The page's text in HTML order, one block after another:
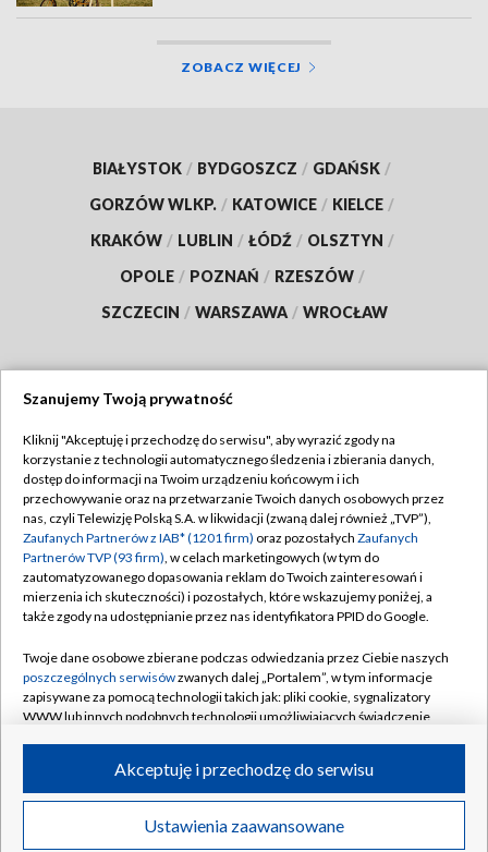
ZOBACZ WIĘCEJ
BIAŁYSTOK / BYDGOSZCZ / GDAŃSK /
GORZÓW WLKP. / KATOWICE / KIELCE /
KRAKÓW / LUBLIN / ŁÓDŹ / OLSZTYN /
OPOLE / POZNAŃ / RZESZÓW /
SZCZECIN / WARSZAWA / WROCŁAW
TVP
Abonament TVP
Emisja w TVP
Centrum informacji TVP
Naziemna Telewizja Cyfrowa
Rada Programowa
System NOS
Informacje o nadawcy
Program dla prasy
Regulamin TVP
Polityka prywatności
Moje zgody
Pomoc
Kontakt
Kanały
©2026 Telewizja Polska S.A. w likwidacji
Szanujemy Twoją prywatność
Kliknij "Akceptuję i przechodzę do serwisu", aby wyrazić zgody na
korzystanie z technologii automatycznego śledzenia i zbierania danych,
dostęp do informacji na Twoim urządzeniu końcowym i ich
przechowywanie oraz na przetwarzanie Twoich danych osobowych przez
nas, czyli Telewizję Polską S.A. w likwidacji (zwaną dalej również „TVP”),
Zaufanych Partnerów z IAB* (1201 firm) oraz pozostałych Zaufanych
Partnerów TVP (93 firm), w celach marketingowych (w tym do
zautomatyzowanego dopasowania reklam do Twoich zainteresowań i
mierzenia ich skuteczności) i pozostałych, które wskazujemy poniżej, a
także zgody na udostępnianie przez nas identyfikatora PPID do Google.
Twoje dane osobowe zbierane podczas odwiedzania przez Ciebie naszych
poszczególnych serwisówzwanych dalej „Portalem”, w tym informacje
zapisywane za pomocą technologii takich jak: pliki cookie, sygnalizatory
WWW lub innych podobnych technologii umożliwiających świadczenie
ruchu w Internecie.
Twoje dane osobowe zbierane podczas odwiedzania przez Ciebie
poszczególnych serwisówna Portalu, takie jak adresy IP, identyfikatory
Ustawienia zaawansowane
Akceptuję i przechodzę do serwisu